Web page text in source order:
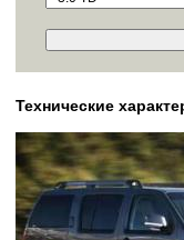
Технические